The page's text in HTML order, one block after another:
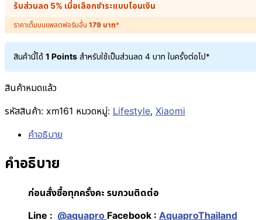
รับส่วนลด 5% เมื่อเลือกชำระแบบโอนเงิน
ราคาเต็มบนแพลตฟอร์มอื่น 179 บาท*
สินค้านี้ได้ 1 Points สำหรับใช้เป็นส่วนลด 4 บาท ในครั้งต่อไป*
สินค้าหมดแล้ว
รหัสสินค้า: xm161 หมวดหมู่: Lifestyle, Xiaomi
คำอธิบาย
คำอธิบาย
ก่อนสั่งซื้อทุกครั้งคะ รบกวนติดต่อ
Line : @aquapro Facebook : AquaproThailand